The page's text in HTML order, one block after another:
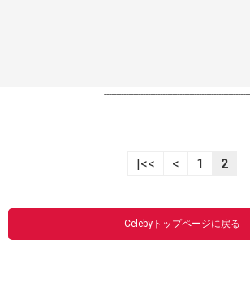
|<< < 1 2
Celebyトップページに戻る